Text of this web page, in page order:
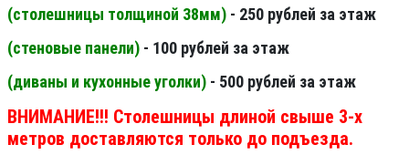
(столешницы толщиной 38мм) - 250 рублей за этаж
(стеновые панели) - 100 рублей за этаж
(диваны и кухонные уголки) - 500 рублей за этаж
ВНИМАНИЕ!!! Столешницы длиной свыше 3-х
метров доставляются только до подъезда.